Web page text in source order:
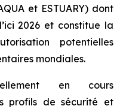
et ESTUARY) dont
2026 et constitue la
potentielles
mondiales.
en cours
profils de sécurité et